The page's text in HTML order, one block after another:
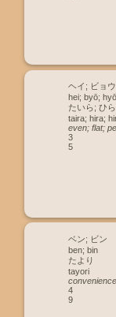
ヘイ; ビョ
hei; byō; hyō
たいら; ひ
taira; hira;
even; flat;
3
5
ベン; ビン
ben; bin
たより
tayori
convenience
4
9